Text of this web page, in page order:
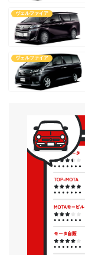
ヴェルファイア
ヴェルファイア